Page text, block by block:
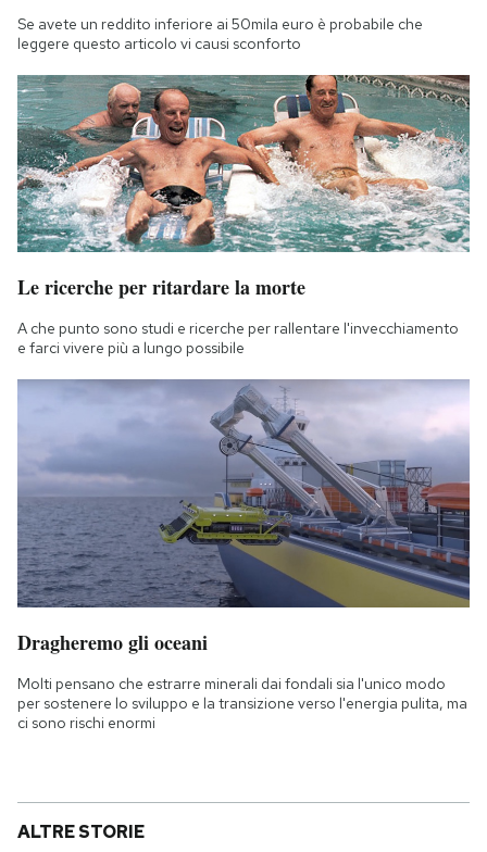
Se avete un reddito inferiore ai 50mila euro è probabile che
leggere questo articolo vi causi sconforto
Le ricerche per ritardare la morte
A che punto sono studi e ricerche per rallentare l'invecchiamento
e farci vivere più a lungo possibile
Dragheremo gli oceani
Molti pensano che estrarre minerali dai fondali sia l'unico modo
per sostenere lo sviluppo e la transizione verso l'energia pulita, ma
ci sono rischi enormi
ALTRE STORIE